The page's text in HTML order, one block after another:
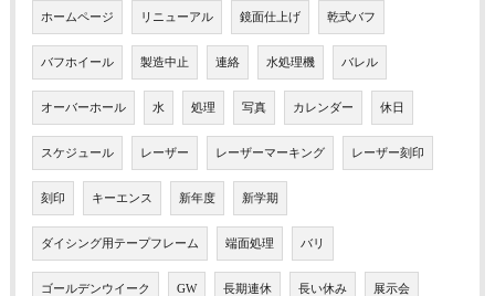
ホームページ リニューアル 鏡面仕上げ 乾式バフ
バフホイール 製造中止 連絡 水処理機 バレル
オーバーホール 水 処理 写真 カレンダー 休日
スケジュール レーザー レーザーマーキング レーザー刻印
刻印 キーエンス 新年度 新学期
ダイシング用テープフレーム 端面処理 バリ
ゴールデンウイーク GW 長期連休 長い休み 展示会